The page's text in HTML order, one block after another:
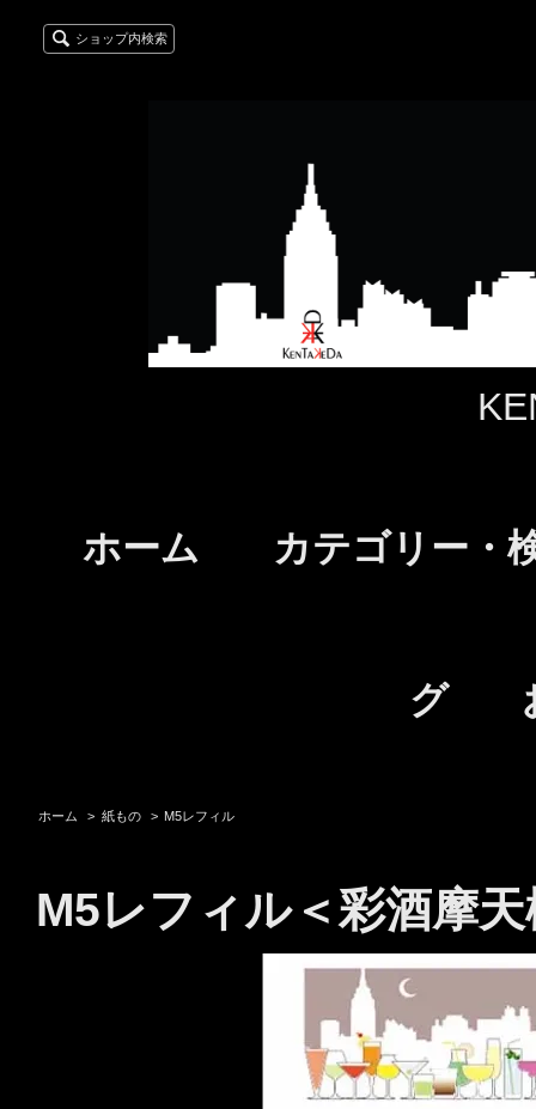
ショップ内検索
ホーム カテゴリー・
グ
ホーム > 紙もの > M5レフィル
M5レフィル＜彩酒摩